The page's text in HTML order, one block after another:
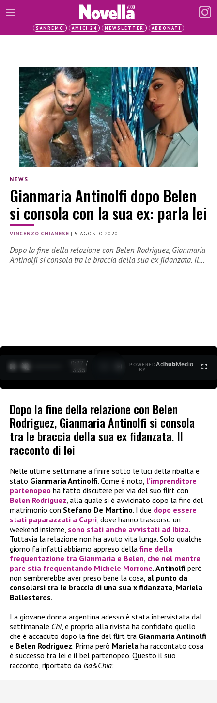
SANREMO AMICI 24 NEWSLETTER ABBONATI
NEWS
Gianmaria Antinolfi dopo Belen
si consola con la sua ex: parla lei
VINCENZO CHIANESE |5 AGOSTO 2020
Dopo la fine della relazione con Belen Rodriguez, Gianmaria
Antinolfi si consola tra le braccia della sua ex fidanzata. Il…
0:28 /
3:35
POWERED
BY
AdhubMedia
Dopo la fine della relazione con Belen
Rodriguez, Gianmaria Antinolfi si consola
tra le braccia della sua ex fidanzata. Il
racconto di lei
Nelle ultime settimane a finire sotto le luci della ribalta è
stato Gianmaria Antinolfi. Come è noto, l’imprenditore
partenopeo ha fatto discutere per via del suo flirt con
Belen Rodriguez, alla quale si è avvicinato dopo la fine del
matrimonio con Stefano De Martino. I due dopo essere
stati paparazzati a Capri, dove hanno trascorso un
weekend insieme, sono stati anche avvistati ad Ibiza.
Tuttavia la relazione non ha avuto vita lunga. Solo qualche
giorno fa infatti abbiamo appreso della fine della
frequentazione tra Gianmaria e Belen, che nel mentre
pare stia frequentando Michele Morrone. Antinolfi però
non sembrerebbe aver preso bene la cosa, al punto da
consolarsi tra le braccia di una sua x fidanzata, Mariela
Ballesteros.
La giovane donna argentina adesso è stata intervistata dal
settimanale Chi, e proprio alla rivista ha confidato quello
che è accaduto dopo la fine del flirt tra Gianmaria Antinolfi
e Belen Rodriguez. Prima però Mariela ha raccontato cosa
è successo tra lei e il bel partenopeo. Questo il suo
racconto, riportato da Isa&Chia: